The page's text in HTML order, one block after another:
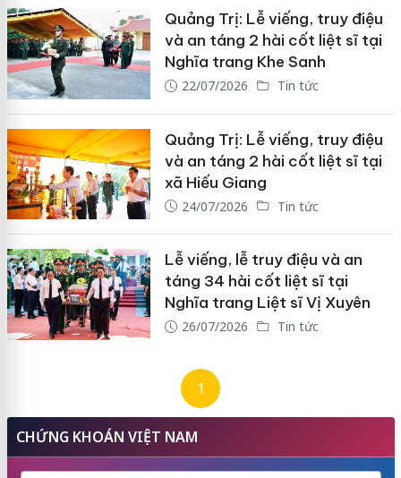
Quảng Trị: Lễ viếng, truy điệu
và an táng 2 hài cốt liệt sĩ tại
Nghĩa trang Khe Sanh
22/07/2026 Tin tức
Quảng Trị: Lễ viếng, truy điệu
và an táng 2 hài cốt liệt sĩ tại
xã Hiếu Giang
24/07/2026 Tin tức
Lễ viếng, lễ truy điệu và an
táng 34 hài cốt liệt sĩ tại
Nghĩa trang Liệt sĩ Vị Xuyên
26/07/2026 Tin tức
1
CHỨNG KHOÁN VIỆT NAM